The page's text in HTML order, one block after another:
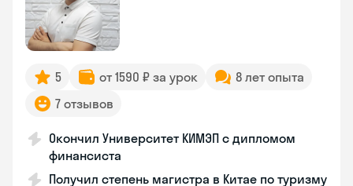
5 от 1590 ₽ за урок
8 лет опыта
7 отзывов
Окончил Университет КИМЭП с дипломом
финансиста
Получил степень магистра в Китае по туризму